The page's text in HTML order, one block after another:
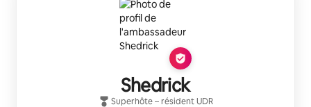
Shedrick
Superhôte– résidentUDR